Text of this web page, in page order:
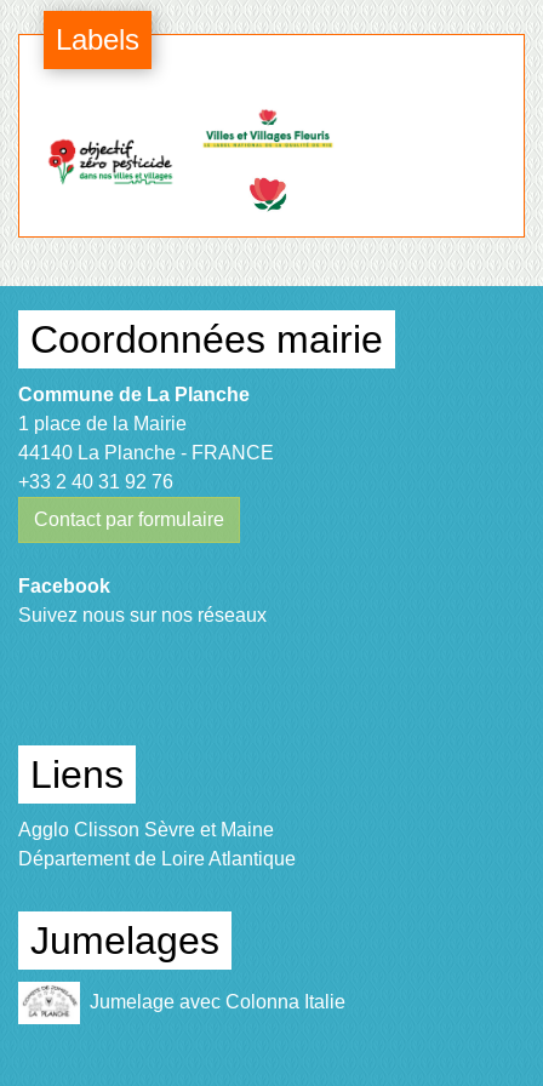
Labels
Coordonnées mairie
Commune de La Planche
1 place de la Mairie
44140 La Planche - FRANCE
+33 2 40 31 92 76
Contact par formulaire
Facebook
Suivez nous sur nos réseaux
Liens
Agglo Clisson Sèvre et Maine
Département de Loire Atlantique
Jumelages
Jumelage avec Colonna Italie